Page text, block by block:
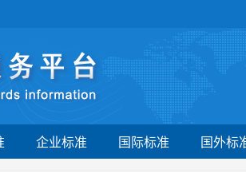
企业标准 国际标准 国外标